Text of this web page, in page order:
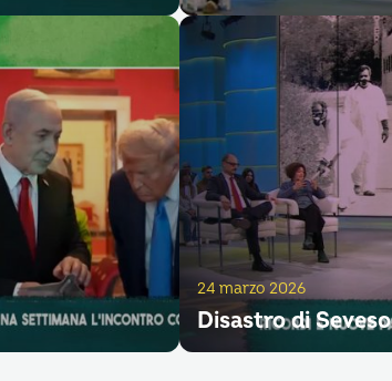
24 marzo 2026
Disastro di Seveso